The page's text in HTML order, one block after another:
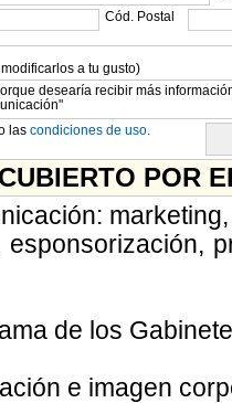
Cód. Postal
a tu gusto)
las condiciones de uso.
POR
esponsorización,
de los
e imagen